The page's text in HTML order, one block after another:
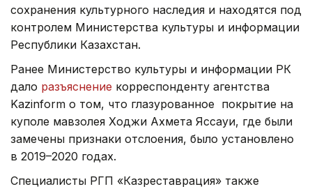
сохранения культурного наследия и находятся под
контролем Министерства культуры и информации
Республики Казахстан.
Ранее Министерство культуры и информации РК
дало разъяснение корреспонденту агентства
Kazinform о том, что глазурованное покрытие на
куполе мавзолея Ходжи Ахмета Яссауи, где были
замечены признаки отслоения, было установлено
в 2019–2020 годах.
Специалисты РГП «Казреставрация» также